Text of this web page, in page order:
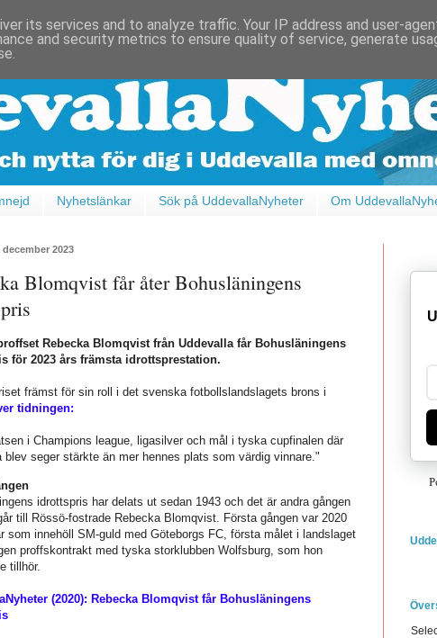
Nyhetslänkar Sök på UddevallaNyheter Om
2023
Blomqvist får åter Bohusläningens
Rebecka Blomqvist från Uddevalla får Bohusläningens
för 2023 års främsta idrottsprestation.
främst för sin roll i det svenska fotbollslandslagets brons i
tidningen:
i Champions league, ligasilver och mål i tyska cupfinalen där
blev seger stärkte än mer hennes plats som värdig vinnare."
idrottspris har delats ut sedan 1943 och det är andra gången
till Rössö-fostrade Rebecka Blomqvist. Första gången var 2020
som innehöll SM-guld med Göteborgs FC, första målet i landslaget
proffskontrakt med tyska storklubben Wolfsburg, som hon
tillhör.
(2020): Rebecka Blomqvist får Bohusläningens
its services and to analyze traffic. Your IP address and user-
and security metrics to ensure quality of service, generate